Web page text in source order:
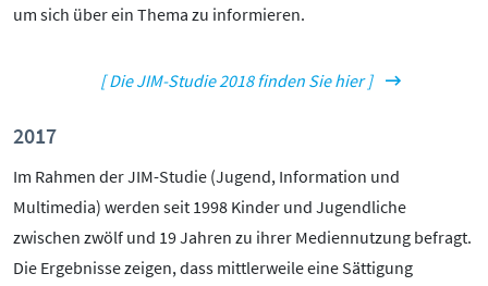
um sich über ein Thema zu informieren.
[ Die JIM-Studie 2018 finden Sie hier ]
2017
Im Rahmen der JIM-Studie (Jugend, Information und
Multimedia) werden seit 1998 Kinder und Jugendliche
zwischen zwölf und 19 Jahren zu ihrer Mediennutzung befragt.
Die Ergebnisse zeigen, dass mittlerweile eine Sättigung